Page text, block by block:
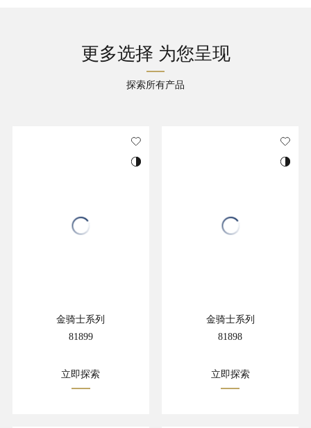
更多选择 为您呈现
探索所有产品
金骑士系列
81899
立即探索
金骑士系列
81898
立即探索